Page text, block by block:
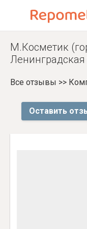
М.Косметик
Все отзывы >>
Оставить